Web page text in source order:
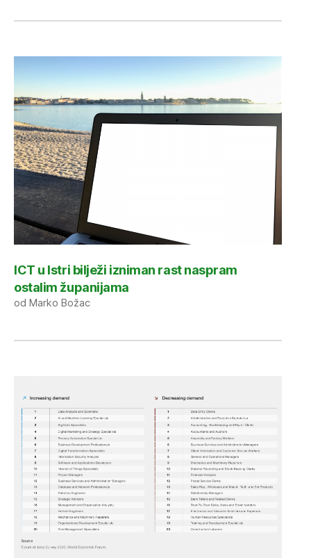
ICT u Istri bilježi izniman rast naspram
ostalim županijama
od Marko Božac